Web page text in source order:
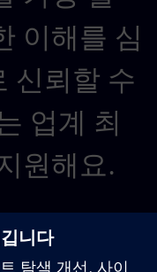
이해를 심
신뢰할 수
업계 최
원해요.